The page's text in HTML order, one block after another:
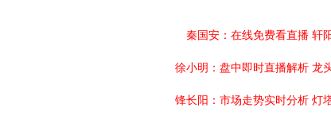
秦国安：在线免费看直播 轩
徐小明：盘中即时直播解析 龙
锋长阳：市场走势实时分析 灯